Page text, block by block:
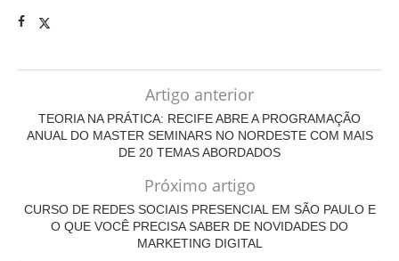
Artigo anterior
TEORIA NA PRÁTICA: RECIFE ABRE A PROGRAMAÇÃO
ANUAL DO MASTER SEMINARS NO NORDESTE COM MAIS
DE 20 TEMAS ABORDADOS
Próximo artigo
CURSO DE REDES SOCIAIS PRESENCIAL EM SÃO PAULO E
O QUE VOCÊ PRECISA SABER DE NOVIDADES DO
MARKETING DIGITAL